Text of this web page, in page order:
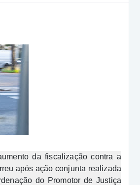
da fiscalização contra a
após ação conjunta realizada
do Promotor de Justiça